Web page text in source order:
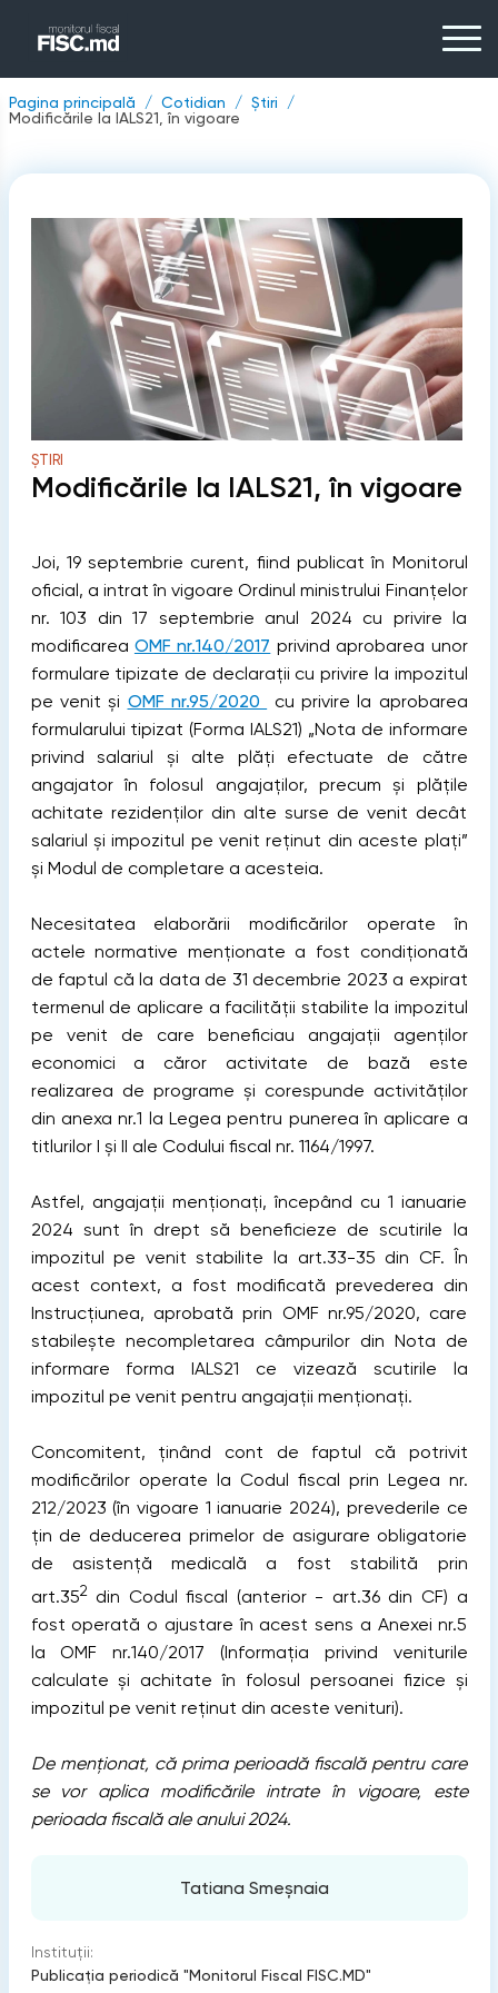
Pagina principală Cotidian
Știri
Modificările la IALS21, în vigoare
ȘTIRI
Modificările la IALS21, în vigoare
Joi, 19 septembrie curent, fiind publicat în Monitorul
oficial, a intrat în vigoare Ordinul ministrului Finanțelor
nr. 103 din 17 septembrie anul 2024 cu privire la
modificarea OMF nr.140/2017 privind aprobarea unor
formulare tipizate de declaraţii cu privire la impozitul
pe venit și OMF nr.95/2020
cu privire la aprobarea
formularului tipizat (Forma IALS21) „Nota de informare
privind salariul şi alte plăți efectuate de către
angajator în folosul angajaților, precum şi plățile
achitate rezidenților din alte surse de venit decât
salariul şi impozitul pe venit reținut din aceste plați”
și Modul de completare a acesteia.
Necesitatea elaborării modificărilor operate în
actele normative menționate a fost condiționată
de faptul că la data de 31 decembrie 2023 a expirat
termenul de aplicare a facilității stabilite la impozitul
pe venit de care beneficiau angajații agenților
economici a căror activitate de bază este
realizarea de programe şi corespunde activităților
din anexa nr.1 la Legea pentru punerea în aplicare a
titlurilor I şi II ale Codului fiscal nr. 1164/1997.
Astfel, angajații menționați, începând cu 1 ianuarie
2024 sunt în drept să beneficieze de scutirile la
impozitul pe venit stabilite la art.33-35 din CF. În
acest context, a fost modificată prevederea din
Instrucțiunea, aprobată prin OMF nr.95/2020, care
stabilește necompletarea câmpurilor din Nota de
informare forma IALS21 ce vizează scutirile la
impozitul pe venit pentru angajații menționați.
Concomitent, ținând cont de faptul că potrivit
modificărilor operate la Codul fiscal prin Legea nr.
212/2023 (în vigoare 1 ianuarie 2024), prevederile ce
țin de deducerea primelor de asigurare obligatorie
de asistență medicală a fost stabilită prin
art.352din Codul fiscal (anterior - art.36 din CF) a
fost operată o ajustare în acest sens a Anexei nr.5
la OMF nr.140/2017 (Informația privind veniturile
calculate şi achitate în folosul persoanei fizice şi
impozitul pe venit reţinut din aceste venituri).
De menționat, că prima perioadă fiscală pentru care
se vor aplica modificările intrate în vigoare, este
perioada fiscală ale anului 2024.
Tatiana Smeșnaia
Instituții:
Publicaţia periodică "Monitorul Fiscal FISC.MD"